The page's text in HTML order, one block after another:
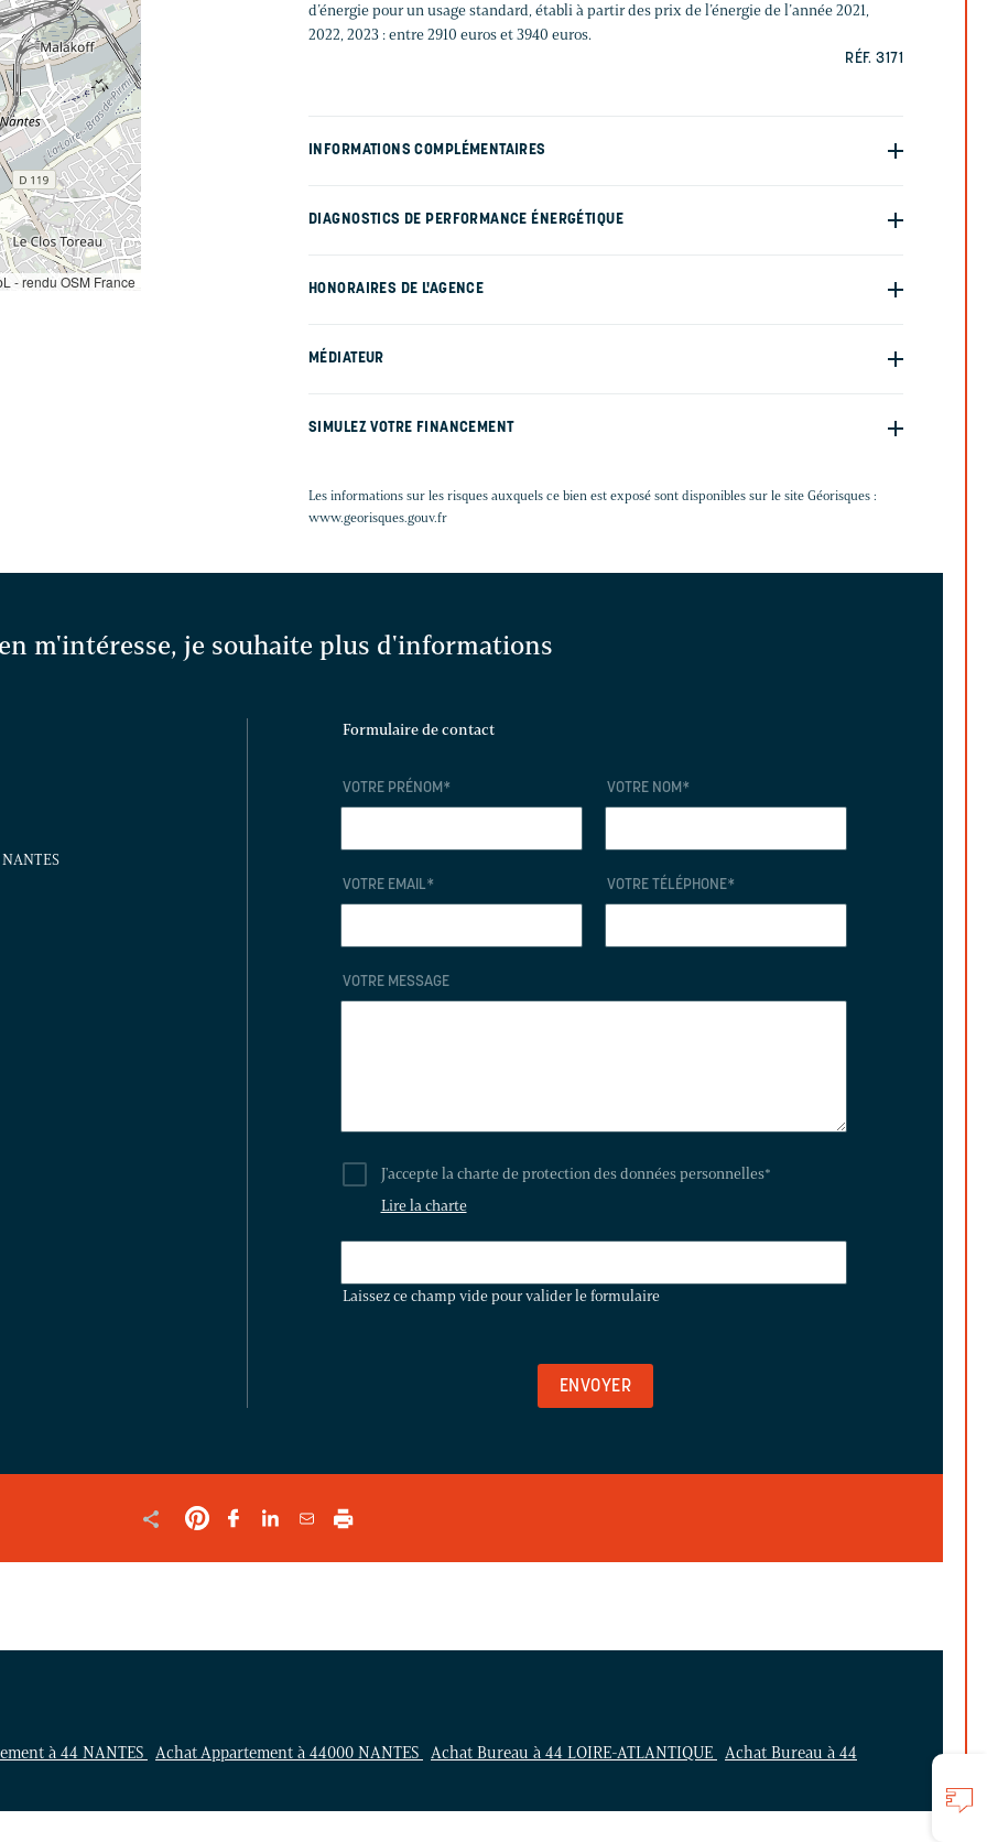
d’énergie pour un usage standard, établi à partir des prix de l’énergie de l’année 2021,
2022, 2023 : entre 2910 euros et 3940 euros.
RÉF. 3171
INFORMATIONS COMPLÉMENTAIRES
DIAGNOSTICS DE PERFORMANCE ÉNERGÉTIQUE
HONORAIRES DE L'AGENCE
MÉDIATEUR
SIMULEZ VOTRE FINANCEMENT
Les informations sur les risques auxquels ce bien est exposé sont disponibles sur le site Géorisques :
www.georisques.gouv.fr
- rendu OSM France
m'intéresse, je souhaite plus d'informations
Formulaire de contact
VOTRE PRÉNOM * VOTRE NOM *
VOTRE EMAIL* VOTRE TÉLÉPHONE*
VOTRE MESSAGE
J'accepte la charte de protection des données personnelles*
Lire la charte
CHAMP
Laissez ce champ vide pour valider le formulaire
à 44 NANTES Achat Appartement à 44000 NANTES Achat Bureau à 44 LOIRE-ATLANTIQUE Achat Bureau à 44